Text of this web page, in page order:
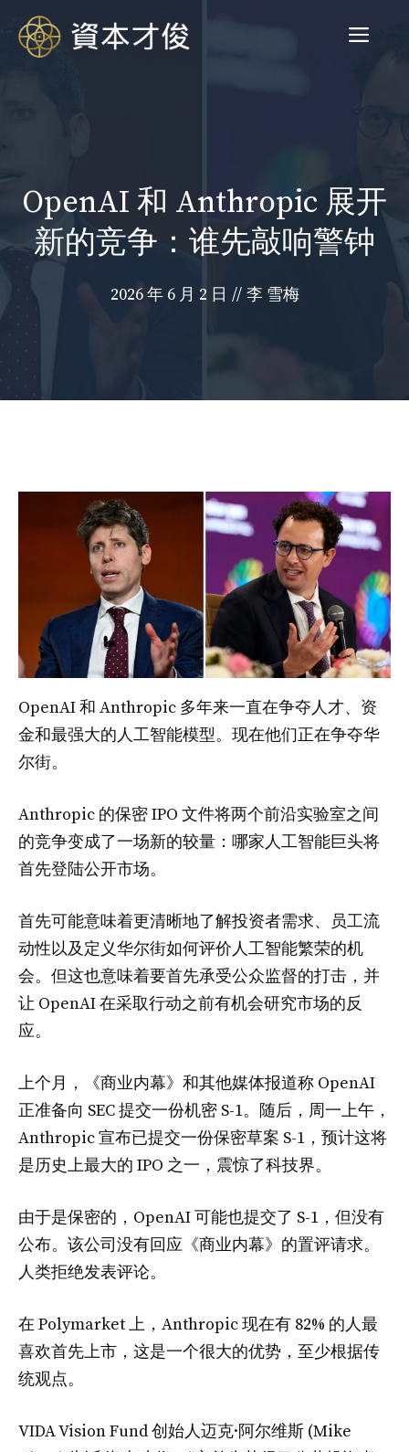
菜
OpenAI 和 Anthropic 展开
新的竞争：谁先敲响警钟
2026 年 6 月 2 日 // 李 雪梅
OpenAI 和 Anthropic 多年来一直在争夺人才、资
金和最强大的人工智能模型。现在他们正在争夺华
尔街。
Anthropic 的保密 IPO 文件将两个前沿实验室之间
的竞争变成了一场新的较量：哪家人工智能巨头将
首先登陆公开市场。
首先可能意味着更清晰地了解投资者需求、员工流
动性以及定义华尔街如何评价人工智能繁荣的机
会。但这也意味着要首先承受公众监督的打击，并
让 OpenAI 在采取行动之前有机会研究市场的反
应。
上个月，《商业内幕》和其他媒体报道称 OpenAI
正准备向 SEC 提交一份机密 S-1。随后，周一上午，
Anthropic 宣布已提交一份保密草案 S-1，预计这将
是历史上最大的 IPO 之一，震惊了科技界。
由于是保密的，OpenAI 可能也提交了 S-1，但没有
公布。该公司没有回应《商业内幕》的置评请求。
人类拒绝发表评论。
在 Polymarket 上，Anthropic 现在有 82% 的人最
喜欢首先上市，这是一个很大的优势，至少根据传
统观点。
VIDA Vision Fund 创始人迈克·阿尔维斯 (Mike